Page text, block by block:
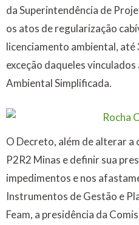
da Superintendência de
os atos de regularização
licenciamento ambiental, até
exceção daqueles
Ambiental Simplificada.
O Decreto, além de alterar a
P2R2 Minas e definir sua
impedimentos e nos
Instrumentos de Gestão e
Feam, a presidência da